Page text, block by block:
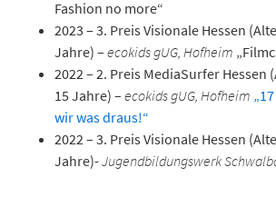
Fashion no more“
2023 – 3. Preis Visionale Hessen
Jahre) – ecokids gUG, Hofheim
2022 – 2. Preis MediaSurfer Hessen
15 Jahre) – ecokids gUG, Hofheim
wir was draus!“
2022 – 3. Preis Visionale Hessen
Jahre)-Jugendbildungswerk